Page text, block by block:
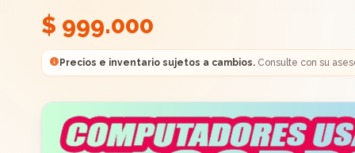
$ 999.000
Precios e inventario sujetos a cambios.Consulte con su